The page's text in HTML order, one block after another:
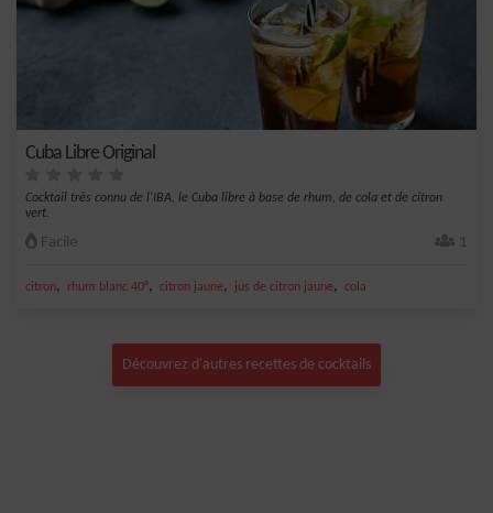
Cuba Libre Original
Cocktail très connu de l'IBA, le Cuba libre à base de rhum, de cola et de citron
vert.
Facile 1
citron, rhum blanc 40°, citron jaune, jus de citron jaune, cola
Découvrez d'autres recettes de cocktails